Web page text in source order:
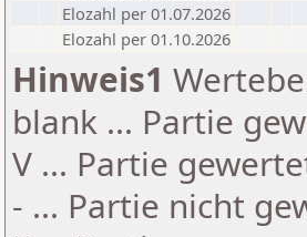
Elozahl per 01.07.2026
Elozahl per 01.10.2026
Hinweis1
blank ... Partie
V ... Partie
- ... Partie nicht